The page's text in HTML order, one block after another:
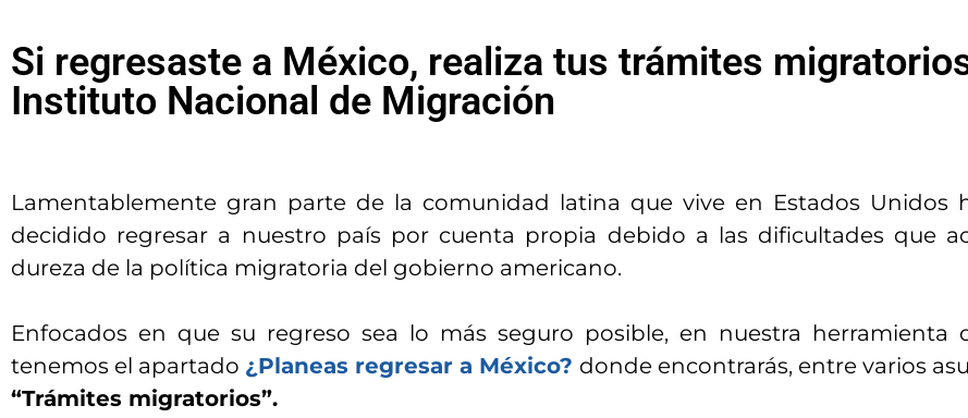
Si regresaste a México, realiza tus trámites
Instituto Nacional de Migración
Lamentablemente gran parte de la comunidad latina que vive en Estados Unidos
decidido regresar a nuestro país por cuenta propia debido a las dificultades que
dureza de la política migratoria del gobierno americano.
Enfocados en que su regreso sea lo más seguro posible, en nuestra herramienta
tenemos el apartado ¿Planeas regresar a México? donde encontrarás, entre varios
“Trámites migratorios”.